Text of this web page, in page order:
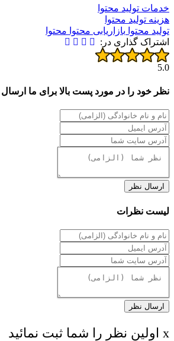
خدمات تولید محتوا
هزینه تولید محتوا
تولید محتوا بازاریابی محتوا محتوا
اشتراک گذاری در:
5.0
نظر خود را در مورد پست بالا برای ما ارسال
ارسال نظر
لیست نظرات
ارسال نظر
x اولین نظر را شما ثبت نمائید